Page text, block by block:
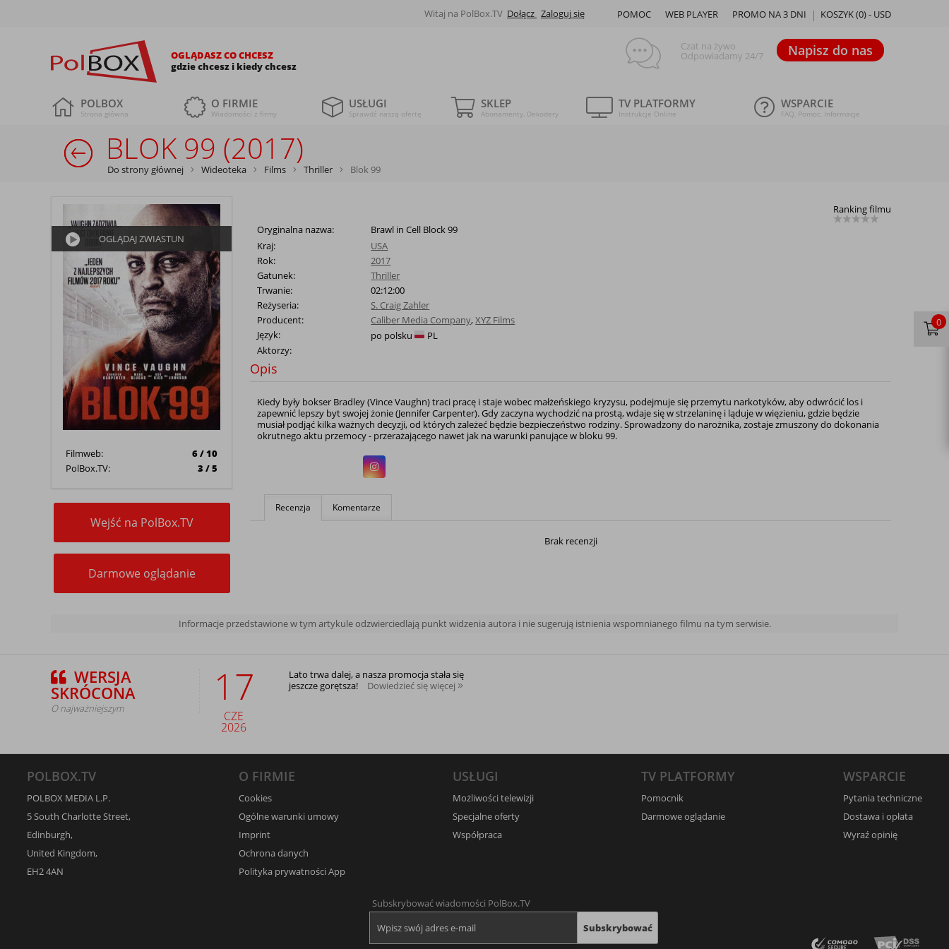
Witaj na PolBox.TV Dołącz Zaloguj się KOSZYK (0) - USD
PROMO NA 3 DNI
WEB PLAYER
POMOC
OGLĄDASZ CO CHCESZ
gdzie chcesz i kiedy chcesz
Czat na żywo
Odpowiadamy 24/7 Napisz do nas
POLBOX
Strona główna
O FIRMIE
Wiadomości z firmy
USŁUGI
Sprawdź naszą ofertę
SKLEP
Abonamenty, Dekodery
TV PLATFORMY
Instrukcje Online
WSPARCIE
FAQ, Pomoc, Informacje
BLOK 99 (2017)
Do strony głównej Wideoteka Films Thriller Blok 99
OGLĄDAJ ZWIASTUN
Filmweb:
6 / 10
PolBox.TV:
3 / 5
Wejść na PolBox.TV
Darmowe oglądanie
Ranking filmu
Oryginalna nazwa:
Brawl in Cell Block 99
Kraj:
USA
Rok:
2017
Gatunek:
Thriller
Trwanie:
02:12:00
Reżyseria:
S. Craig Zahler
Producent:
Caliber Media Company,XYZ Films
Język:
po polsku
PL
Aktorzy:
Opis
Kiedy były bokser Bradley (Vince Vaughn) traci pracę i staje wobec małżeńskiego kryzysu, podejmuje się przemytu narkotyków, aby odwrócić los i
zapewnić lepszy byt swojej żonie (Jennifer Carpenter). Gdy zaczyna wychodzić na prostą, wdaje się w strzelaninę i ląduje w więzieniu, gdzie będzie
musiał podjąć kilka ważnych decyzji, od których zależeć będzie bezpieczeństwo rodziny. Sprowadzony do narożnika, zostaje zmuszony do dokonania
okrutnego aktu przemocy - przerażającego nawet jak na warunki panujące w bloku 99.
Recenzja Komentarze
Brak recenzji
Informacje przedstawione w tym artykule odzwierciedlają punkt widzenia autora i nie sugerują istnienia wspomnianego filmu na tym serwisie.
WERSJA
SKRÓCONA
O najważniejszym 17
CZE
2026
Lato trwa dalej, a nasza promocja stała się
jeszcze gorętsza!
Dowiedzieć się więcej
0
POLBOX.TV
POLBOX MEDIA L.P.
5 South Charlotte Street,
Edinburgh,
United Kingdom,
EH2 4AN
O FIRMIE
Cookies
Ogólne warunki umowy
Imprint
Ochrona danych
Polityka prywatności App
USŁUGI
Możliwości telewizji
Specjalne oferty
Współpraca
TV PLATFORMY
Pomocnik
Darmowe oglądanie
WSPARCIE
Pytania techniczne
Dostawa i opłata
Wyraź opinię
Subskrybować wiadomości PolBox.TV
Subskrybować